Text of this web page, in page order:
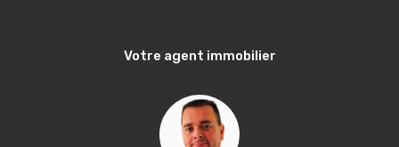
Votre agent immobilier